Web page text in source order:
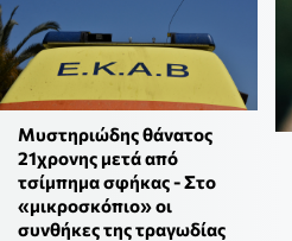
Μυστηριώδης θάνατος
21χρονης μετά από
τσίμπημα σφήκας - Στο
«μικροσκόπιο» οι
συνθήκες της τραγωδίας